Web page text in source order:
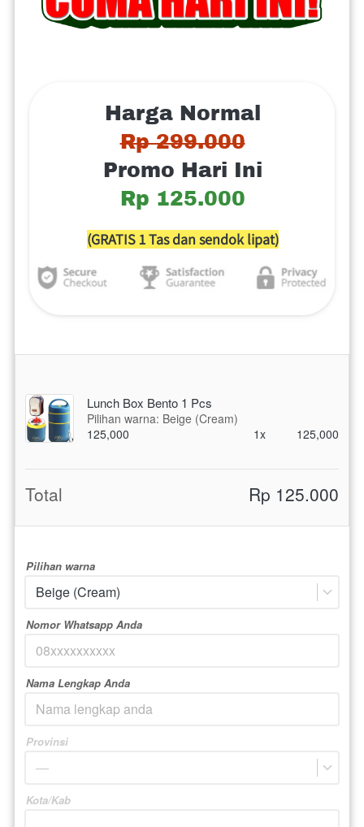
Harga Normal
Rp 299.000
Promo Hari Ini
Rp 125.000
(GRATIS 1 Tas dan sendok lipat)
Pilihan warna
Beige (Cream)
Nomor Whatsapp Anda
Nama Lengkap Anda
Provinsi
—
Kota/Kab
Lunch Box Bento 1 Pcs
Pilihan warna: Beige (Cream)
125,000
1x 125,000
Total Rp 125.000